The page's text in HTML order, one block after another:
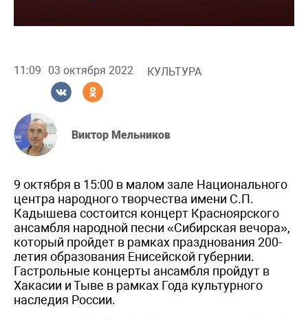
11:09 03 октября 2022 КУЛЬТУРА
Виктор Мельников
9 октября в 15:00 в малом зале Национального
центра народного творчества имени С.П.
Кадышева состоится концерт Красноярского
ансамбля народной песни «Сибирская вечора»,
который пройдет в рамках празднования 200-
летия образования Енисейской губернии.
Гастрольные концерты ансамбля пройдут в
Хакасии и Тыве в рамках Года культурного
наследия России.